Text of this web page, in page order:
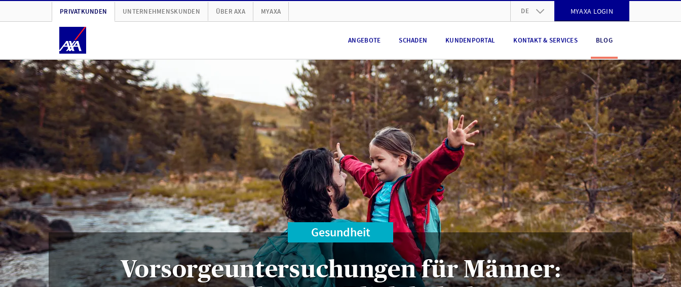
PRIVATKUNDEN UNTERNEHMENSKUNDEN ÜBER AXA MYAXA DE
IT
EN
MYAXA LOGIN
ANGEBOTE SCHADEN KUNDENPORTAL KONTAKT & SERVICES BLOG
Gesundheit
Vorsorgeuntersuchungen für Männer: